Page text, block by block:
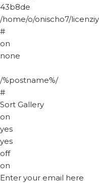
43b8de
/home/o/onischo7/
#
on
none
/%postname%/
#
Sort Gallery
on
yes
yes
off
on
Enter your email here